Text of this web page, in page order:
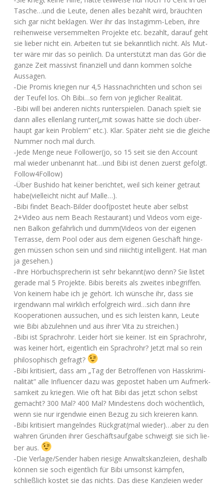
Tasche…und die Leu­te, denen alles bezahlt wird, bräuch­ten
sich gar nicht bekla­gen. Wer ihr das Ins­tag­imm-Leben, ihre
rei­hen­wei­se ver­sem­mel­ten Pro­jek­te etc. bezahlt, dar­auf geht
sie lie­ber nicht ein. Arbei­ten tut sie bekannt­lich nicht. Als Mut­
ter wäre mir das so pein­lich. Da unter­stützt man das Gör die
gan­ze Zeit mas­sivst finan­zi­ell und dann kom­men sol­che
Aussagen.
‑Die Pro­mis krie­gen nur 4,5 Hass­nach­rich­ten und schon sei
der Teu­fel los. Oh Bibi…so fern von jeg­li­cher Realität.
‑Bibi will bei ande­ren nichts run­ter­spie­len. Danach spielt sie
dann alles ellen­lang runter(„mit sowas hät­te sie doch über­
haupt gar kein Pro­blem” etc.). Klar. Spä­ter zieht sie die glei­che
Num­mer noch mal durch.
‑Jede Men­ge neue Follower(jo, so 15 seit sie den Account
mal wie­der unbe­nannt hat…und Bibi ist denen zuerst gefolgt.
Follow4Follow)
‑Über Bushi­do hat kei­ner berich­tet, weil sich kei­ner getraut
habe(vielleicht nicht auf Malle…).
‑Bibi fin­det Beach-Bil­der doof(postet heu­te aber selbst
2+Video aus nem Beach Restau­rant) und Vide­os vom eige­
nen Bal­kon gefähr­lich und dumm(Videos von der eige­nen
Ter­ras­se, dem Pool oder aus dem eige­nen Geschäft hin­ge­
gen müs­sen schon sein und sind riii­ich­tig intel­li­gent. Hat man
ja gesehen.)
‑Ihre Hör­buch­spre­che­rin ist sehr bekannt(wo denn? Sie lis­tet
gera­de mal 5 Pro­jek­te. Bibis bereits als zwei­tes inbe­grif­fen.
Von kei­nem habe ich je gehört. Ich wün­sche ihr, dass sie
irgend­wann mal wirk­lich erfolg­reich wird…sich dann ihre
Koope­ra­tio­nen aus­su­chen, und es sich leis­ten kann, Leu­te
wie Bibi abzu­leh­nen und aus ihrer Vita zu streichen.)
‑Bibi ist Sprach­rohr. Lei­der hört sie kei­ner. Ist ein Sprach­rohr,
was kei­ner hört, eigent­lich ein Sprach­rohr? Jetzt mal so rein
phi­lo­so­phisch gefragt?
‑Bibi kri­ti­siert, dass am „Tag der Betrof­fe­nen von Hass­kri­mi­
na­li­tät” alle Influen­cer dazu was gepos­tet haben um Auf­merk­
sam­keit zu krie­gen. Wie oft hat Bibi das jetzt schon selbst
gemacht? 300 Mal? 400 Mal? Min­des­tens doch wöchent­lich,
wenn sie nur irgend­wie einen Bezug zu sich kre­ieren kann.
‑Bibi kri­ti­siert man­geln­des Rückgrat(mal wieder)…aber zu den
wah­ren Grün­den ihrer Geschäfts­auf­ga­be schweigt sie sich lie­
ber aus.
‑Die Verlage/Sender haben rie­si­ge Anwalts­kanz­lei­en, des­halb
kön­nen sie soch eigent­lich für Bibi umsonst kämp­fen,
schließ­lich kos­tet sie das nichts. Das die­se Kanz­lei­en weder